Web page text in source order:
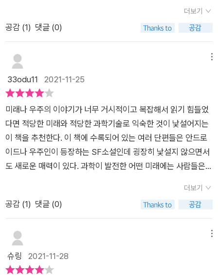
다. 정착 행성을 찾았다. 이곳은 인간이 살기에 적합한 모든 것을
갖추고 있다. 이곳은 우리가 떠나지 말아야 했던 곳, 지구다. 여기
작품에서 새로운 가능성이 보였다. 인간의 잘못으로 망가진 지구
였지만, 지구만의 자생능력으로 오랜 세월이 지난 후 인간이 거주
하기 적합한 환경으로 다시 조성된 지구. 푸른별 지구. 이는 대자
연이 우리 인간에게 주는 마지막 기회로서의 지구를 의미하는 것
같아서 오히려 더 심오했다. 그나마 같은 작가의 작품이라 안타까
움이 덜했지만, 대표작보다도 더 의미심장한 두 번째 작품에 더
마음이 가는 건 어쩔 수 없었다. 아마 다른 독자들도 이 두 편 '항
체의 딜레마'와 '반달을 살아도'를 비교해서 읽어보며 토론해보면
럼 시간여행이나 우주인 등의 소재로 쓰인 작품들이 있는데, 특이
한 점은 우리나라 옛이야기인 '흥부와 놀부'를 패러디 한 느낌의
작품도 있고, 신윤복의 '월하정인'이란 작품을 과학적으로 분석한
기사에서 아이디어를 얻고 쓴 작품도 있는데, 과학소설이지만, 뭔
가 문학과 예술적 요소들을 융합해보려는 시도가 돋보인다는 점
에서 기억에 남는 작품이 될 것 같다.
제비가 은하영웅 ‘게코19’로 등장하여 다양성과 존중의 가치와
더 나은 미래를 살아가기 위해 필요로 하는 덕목을 전래동화를 신
선하게 보는 시각으로 스토리를 구성하였다 나혜림 작가의 <달
의 뒷면에서>는 18살 미래의 아들이 16살의 엄마를 찾아온다.
아 사랑하는 엄마에게 그 마음을 고백하면서 16살의 엄마는 미래
누군가 당신을 위해 달을 따온다면 누구도 닿은 적 없는 달의 뒷
면을 손바닥으로 쓸어내릴 듯하다고 하다는 작가의 생각이 잘 묘
사되었다. 임성은 작가의 <여름이 옵니까>는 우연히 돌고래 방
류에 대한 기사를 접하고 친구에서 선물한 화분이 말라 죽었다는
연락을 받고 쓰게 된 작품이다. 작가는 자신의 글을 읽고 옆에 놓
은 화분에 물한컵 부어주고 돌고래의 자유에 관심을 가져주길 바
라는 마음을 작품에 담았다. 여러 작품들 모두 기발한 발상이 작
도 있겠다는 공감의 작품이었다. 과학기술의 어두운 면을 조명하
였지만 미래를 생각하게 하는 점에서 디스토피아적이라고 할 수
도 없다. 가보지 못한 우리의 미래를 탐험해보는 상상의 즐거움으
로 단숨에 책을 읽었고, 이 소설들을 통해 과학기술과 윤리, 환경
해 가깝게 다가온다. 조금은 서툴게 느껴지기도 하지만 기성 작가
아닌 작가들의 이야기이기에 더욱 신선하게 다가온다. 단편들의
모음이기에 짧은 호흡에 한 이야기씩 읽기도 쉽다. 책장을 덮으면
이야기들이 보여주었던 넓은 우주를 떠도는 우주선, 새로운 행성
과학적인 소재들이 남기는 여운이 길다. 낯선 세계로 잠깐씩 여행
년들이 읽기에도 좋을 것 같다. 과학에 관심 있는 청소년들이 읽
으면 조금 설정이 허술하게 느껴질 수도 있겠지만 그마저 신선한
매력으로 다가온다. 사랑 이야기 등 어느 특정한 분야의 책만 읽
는 청소년들에게 과학적 소재의 새로움를 알려 주기에 좋은 책이
라는 인상을 받았다.
더보기
공감 (1) 댓글 (0)
33odu11 2021-11-25
미래나 우주의 이야기가 너무 거시적이고 복잡해서 읽기 힘들었
다면 적당한 미래와 적당한 과학기술로 익숙한 것이 낯설어지는
이 책을 추천한다. 이 책에 수록되어 있는 여러 단편들은 안드로
이드나 우주인이 등장하는 SF소설인데 굉장히 낯설지 않으면서
도 새로운 매력이 있다. 과학이 발전한 어떤 미래에는 사람들은
연스럽게 들어 SF소설을 처음 읽는 사람에게 추천하고 싶다. 수
록작품인 「달 아래 세 사람」, 「외계에서 온 박씨」은 우리에게 너무
익숙한 전래동화와 역사 속 소재를 다루고 있다. 「달 아래 세 사
람」은 시간 여행과 관련된 내용인데, 흔한 소재이지만 흥미롭게
풀어내어 재미있게 읽을 수 있다. 제목에서 유추할 수 있듯이 「외
계에서 온 박씨」는 흥부전을 소재로 하고 있는데, 우리나라 국민
더보기
공감 (1) 댓글 (0)
슈링 2021-11-28